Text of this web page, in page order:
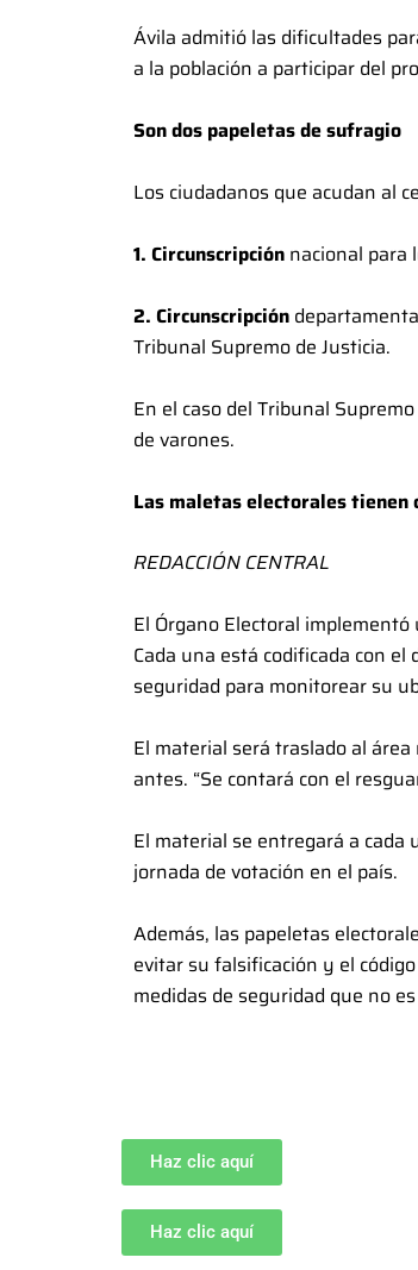
Ávila admitió las dificultades
a la población a participar del
Son dos papeletas de sufragio
Los ciudadanos que acudan al
1. Circunscripción nacional para
2. Circunscripción
Tribunal Supremo de Justicia.
En el caso del Tribunal
de varones.
Las maletas electorales tienen
REDACCIÓN CENTRAL
El Órgano Electoral
Cada una está codificada con
seguridad para monitorear su
El material será traslado al
antes. “Se contará con el
El material se entregará a
jornada de votación en el país.
Además, las papeletas
evitar su falsificación y el
medidas de seguridad que no
Haz clic aquí
Haz clic aquí